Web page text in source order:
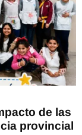
de las
provincial